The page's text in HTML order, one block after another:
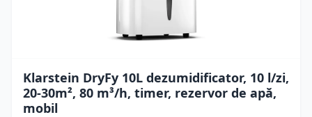
Klarstein DryFy 10L dezumidificator, 10 l/zi,
20-30m², 80 m³/h, timer, rezervor de apă,
mobil